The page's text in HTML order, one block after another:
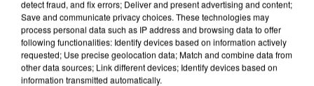
detect fraud, and fix errors; Deliver and present advertising and content;
Save and communicate privacy choices. These technologies may
process personal data such as IP address and browsing data to offer
following functionalities: Identify devices based on information actively
requested; Use precise geolocation data; Match and combine data from
other data sources; Link different devices; Identify devices based on
information transmitted automatically.